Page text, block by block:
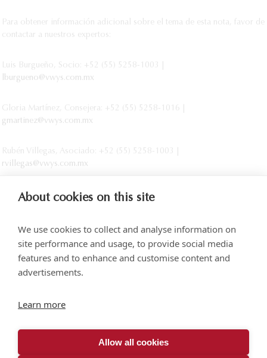
Para obtener información adicional sobre el tema de esta nota, favor de
contactar a nuestros expertos:
Luis Burgueño, Socio: +52 (55) 5258-1003 |
lburgueno@vwys.com.mx
Gloria Martínez, Consejera: +52 (55) 5258-1016 |
gmartinez@vwys.com.mx
Rubén Villegas, Asociado: +52 (55) 5258-1003 |
rvillegas@vwys.com.mx
Acceso por Calle Arquímedes N.° 10, C.P. 11550, Ciudad de México
About cookies on this site
We use cookies to collect and analyse information on
site performance and usage, to provide social media
features and to enhance and customise content and
advertisements.
Learn more
Allow all cookies